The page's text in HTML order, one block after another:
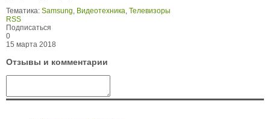
Тематика: Samsung, Видеотехника, Телевизоры
RSS
Подписаться
0
15 марта 2018
Отзывы и комментарии